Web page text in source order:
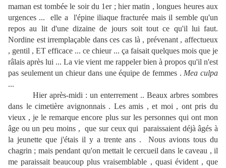
maman est tombée le soir du 1er ; hier matin , longues heures aux
urgences ... elle a l'épine iliaque fracturée mais il semble qu'un
repos au lit d'une dizaine de jours soit tout ce qu'il lui faut.
Nordine est irremplaçable dans ces cas là , prévenant , affectueux
, gentil , ET efficace ... ce chieur ... ça faisait quelques mois que je
râlais après lui ... La vie vient me rappeler bien à propos qu'il n'est
pas seulement un chieur dans une équipe de femmes . Mea culpa
...
Hier après-midi : un enterrement .. Beaux arbres sombres
dans le cimetière avignonnais . Les amis , et moi , ont pris du
vieux , je le remarque encore plus sur les personnes qui ont mon
âge ou un peu moins , que sur ceux qui paraissaient déjà âgés à
la jeunette que j'étais il y a trente ans . Nous avions tous du
chagrin ; mais pendant qu'on mettait le cercueil dans le caveau , il
me paraissait beaucoup plus vraisemblable , quasi évident , que